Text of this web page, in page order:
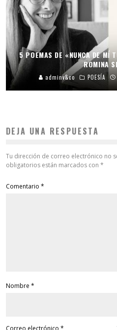
5 POEMAS DE «NUNCA DE MÍ
ROMINA
adminv&co POESÍA
DEJA UNA RESPUESTA
Tu dirección de correo electrónico no
obligatorios están marcados con *
Comentario *
Nombre *